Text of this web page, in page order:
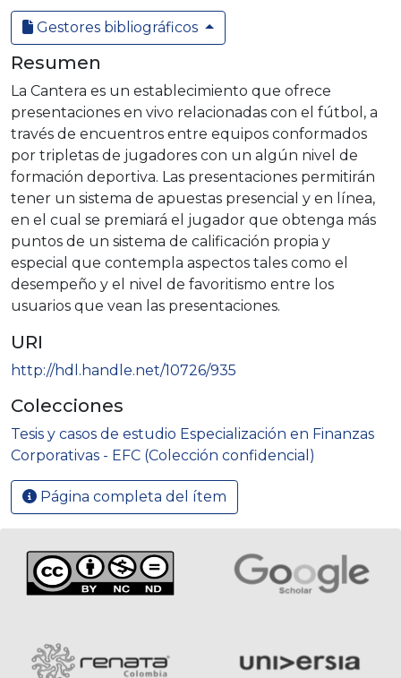
Gestores bibliográficos
Resumen
La Cantera es un establecimiento que ofrece
presentaciones en vivo relacionadas con el fútbol, a
través de encuentros entre equipos conformados
por tripletas de jugadores con un algún nivel de
formación deportiva. Las presentaciones permitirán
tener un sistema de apuestas presencial y en línea,
en el cual se premiará el jugador que obtenga más
puntos de un sistema de calificación propia y
especial que contempla aspectos tales como el
desempeño y el nivel de favoritismo entre los
usuarios que vean las presentaciones.
URI
http://hdl.handle.net/10726/935
Colecciones
Tesis y casos de estudio Especialización en Finanzas
Corporativas - EFC (Colección confidencial)
Página completa del ítem